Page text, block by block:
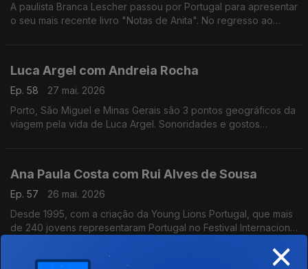
A paulista Branca Lescher passou por Portugal para apresentar
o seu mais recente livro "Notas de Anita". No regresso ao
Luca Argel com Andreia Rocha
Ep. 58
27 mai. 2026
Porto, São Miguel e Minas Gerais são 3 pontos geográficos da
viagem pela vida de Luca Argel. Sonoridades e gostos
Ana Paula Costa com Rui Alves de Sousa
Ep. 57
26 mai. 2026
Desde 1995, com a criação da Young Lions Portugal, que mais
de 240 jovens representaram Portugal no Festival Internacional
×